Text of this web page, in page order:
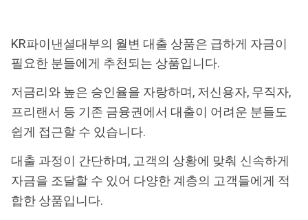
KR파이낸셜대부의 월변 대출 상품은 급하게 자금이
필요한 분들에게 추천되는 상품입니다.
저금리와 높은 승인율을 자랑하며, 저신용자, 무직자,
프리랜서 등 기존 금융권에서 대출이 어려운 분들도
쉽게 접근할 수 있습니다.
대출 과정이 간단하며, 고객의 상황에 맞춰 신속하게
자금을 조달할 수 있어 다양한 계층의 고객들에게 적
합한 상품입니다.